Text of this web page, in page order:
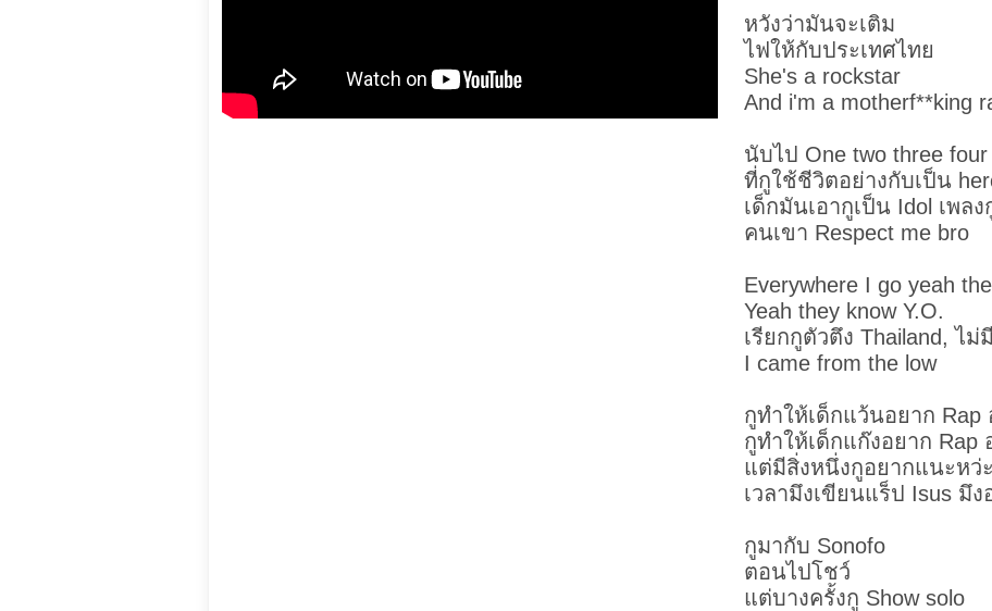
หวังว่ามันจะเติม
ไฟให้กับประเทศไทย
She's a rockstar
And i'm a motherf**king
นับไป One two three four
ที่กูใช้ชีวิตอย่างกับเป็น
เด็กมันเอากูเป็น Idol เพลง
คนเขา Respect me bro
Everywhere I go yeah
Yeah they know Y.O.
เรียกกูตัวตึง Thailand, ไ
I came from the low
กูทำให้เด็กแว้นอยาก Rap
กูทำให้เด็กแก๊งอยาก Rap
แต่มีสิ่งหนึ่งกูอยากแนะหว่ะ
เวลามึงเขียนแร็ป Isus มึง
กูมากับ Sonofo
ตอนไปโชว์
แต่บางครั้งกู Show solo